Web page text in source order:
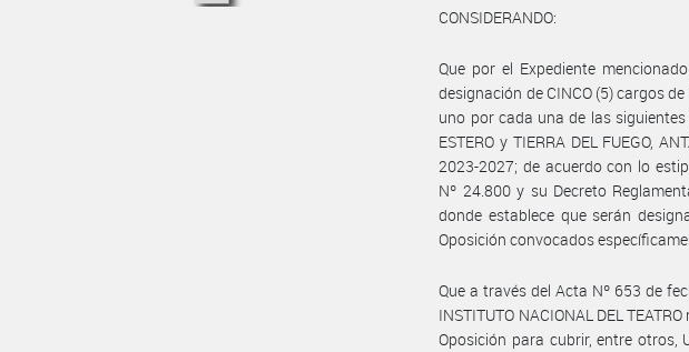
CONSIDERANDO:
Que por el Expediente
designación de CINCO (5) cargos
uno por cada una de las siguientes
ESTERO y TIERRA DEL FUEGO,
2023-2027; de acuerdo con lo
Nº 24.800 y su Decreto
donde establece que serán
Oposición convocados
Que a través del Acta Nº 653 de
INSTITUTO NACIONAL DEL
Oposición para cubrir, entre otros,